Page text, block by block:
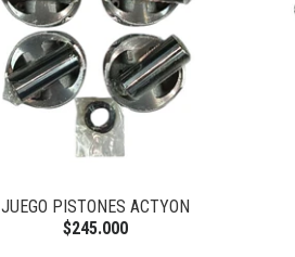
JUEGO PISTONES ACTYON
$245.000